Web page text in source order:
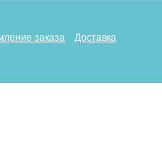
заказа
Доставка